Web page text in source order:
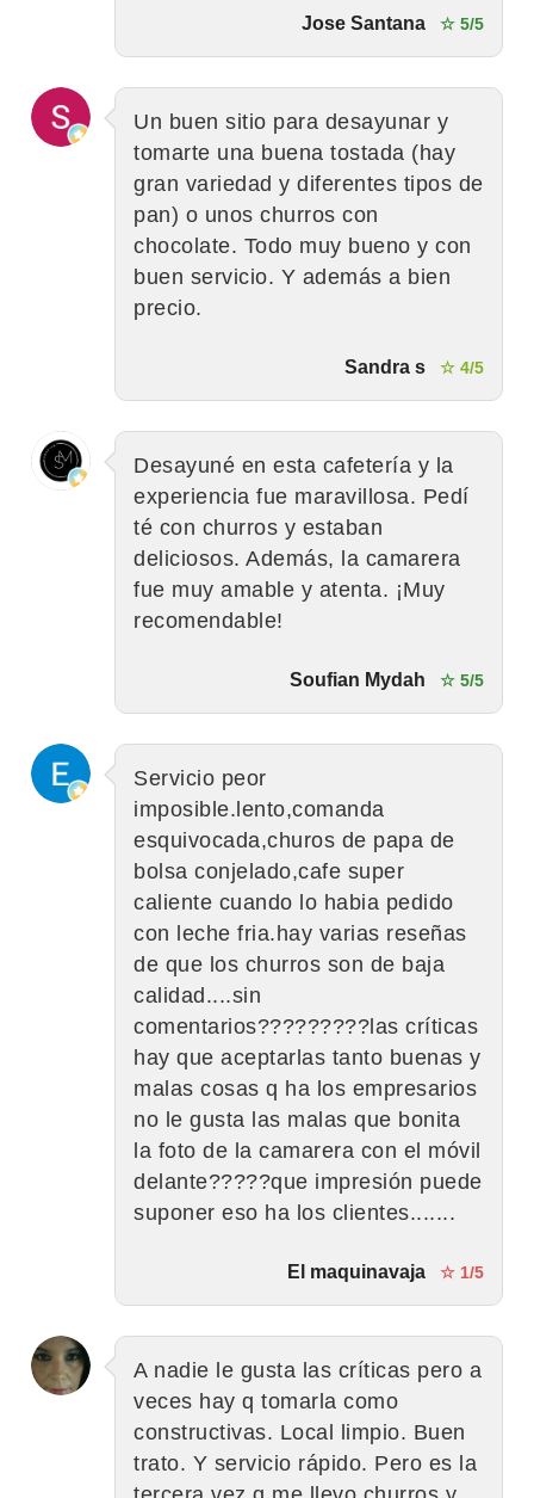
Jose Santana ☆ 5/5
Un buen sitio para desayunar y
tomarte una buena tostada (hay
gran variedad y diferentes tipos de
pan) o unos churros con
chocolate. Todo muy bueno y con
buen servicio. Y además a bien
precio.
Sandra s ☆ 4/5
Desayuné en esta cafetería y la
experiencia fue maravillosa. Pedí
té con churros y estaban
deliciosos. Además, la camarera
fue muy amable y atenta. ¡Muy
recomendable!
Soufian Mydah ☆ 5/5
Servicio peor
imposible.lento,comanda
esquivocada,churos de papa de
bolsa conjelado,cafe super
caliente cuando lo habia pedido
con leche fria.hay varias reseñas
de que los churros son de baja
calidad....sin
comentarios?????????las críticas
hay que aceptarlas tanto buenas y
malas cosas q ha los empresarios
no le gusta las malas que bonita
la foto de la camarera con el móvil
delante?????que impresión puede
suponer eso ha los clientes.......
El maquinavaja ☆ 1/5
A nadie le gusta las críticas pero a
veces hay q tomarla como
constructivas. Local limpio. Buen
trato. Y servicio rápido. Pero es la